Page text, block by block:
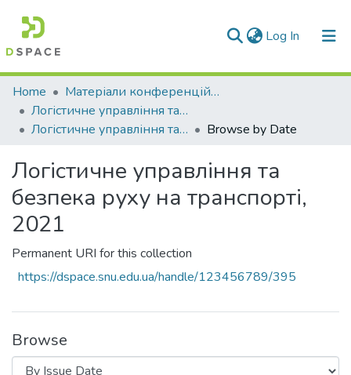
Log In (current)
Communities & Collections
All of DSpace
Home
Матеріали конференцій та семінарів
Логістичне управління та безпека руху на транспорті
Логістичне управління та безпека руху на транспорті, 2021
Browse by Date
Логістичне управління та
безпека руху на транспорті,
2021
Permanent URI for this collection
https://dspace.snu.edu.ua/handle/123456789/395
Browse